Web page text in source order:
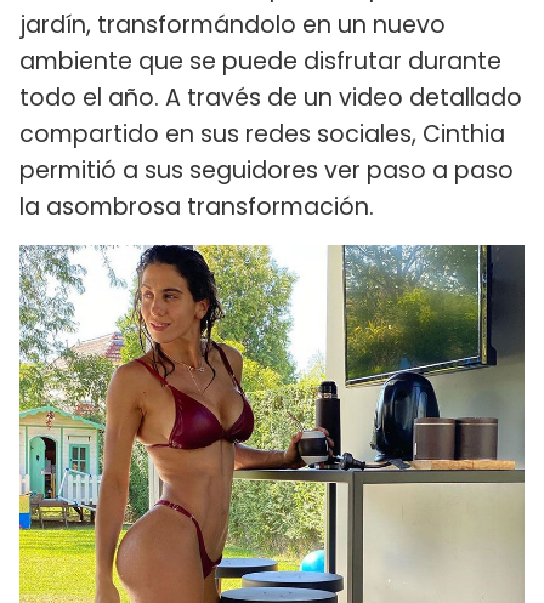
jardín, transformándolo en un nuevo
ambiente que se puede disfrutar durante
todo el año. A través de un video detallado
compartido en sus redes sociales, Cinthia
permitió a sus seguidores ver paso a paso
la asombrosa transformación.